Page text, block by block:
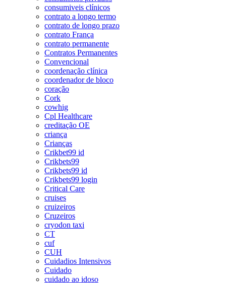
consumiveis clínicos
contrato a longo termo
contrato de longo prazo
contrato França
contrato permanente
Contratos Permanentes
Convencional
coordenação clínica
coordenador de bloco
coração
Cork
cowhig
Cpl Healthcare
creditação OE
criança
Crianças
Crikbet99 id
Crikbets99
Crikbets99 id
Crikbets99 login
Critical Care
cruises
cruizeiros
Cruzeiros
cryodon taxi
CT
cuf
CUH
Cuidadios Intensivos
Cuidado
cuidado ao idoso